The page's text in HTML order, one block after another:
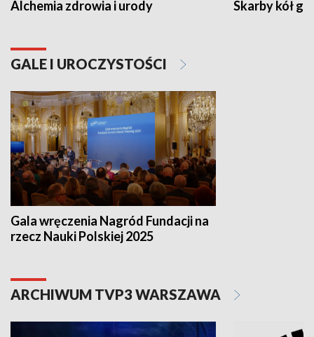
Alchemia zdrowia i urody Skarby kół
GALE I UROCZYSTOŚCI
Gala wręczenia Nagród Fundacji na
rzecz Nauki Polskiej 2025
ARCHIWUM TVP3 WARSZAWA